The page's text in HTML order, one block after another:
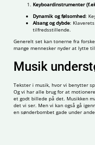
Keyboardinstrumenter
Dynamik og følsomhed:
Alsang og dybde:
tilfredsstillende.
Generelt set kan tonerne fra
mange mennesker nyder at lytte
Musik
Tekster i musik, hvor vi benytter
Og vi har alle brug for at
et godt billede på det. Musikken
det vi ser. Men vi kan også gå
en sønderbombet gade under